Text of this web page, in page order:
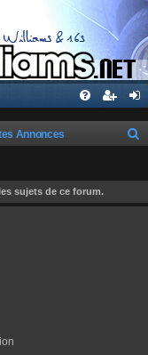
Annonces
c
h
sujets de ce forum.